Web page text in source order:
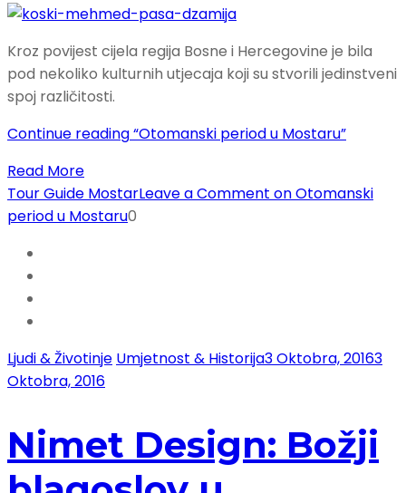
Kroz povijest cijela regija Bosne i Hercegovine je bila
pod nekoliko kulturnih utjecaja koji su stvorili jedinstveni
spoj različitosti.
Continue reading“Otomanski period u Mostaru”
Read More
Tour Guide MostarLeave a Comment on Otomanski
period u Mostaru0
Ljudi & Životinje Umjetnost & Historija3 Oktobra, 20163
Oktobra, 2016
Nimet Design: Božji